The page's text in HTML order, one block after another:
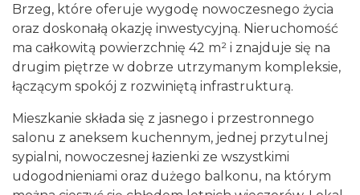
Brzeg, które oferuje wygodę nowoczesnego życia
oraz doskonałą okazję inwestycyjną. Nieruchomość
ma całkowitą powierzchnię 42 m² i znajduje się na
drugim piętrze w dobrze utrzymanym kompleksie,
łączącym spokój z rozwiniętą infrastrukturą.
Mieszkanie składa się z jasnego i przestronnego
salonu z aneksem kuchennym, jednej przytulnej
sypialni, nowoczesnej łazienki ze wszystkimi
udogodnieniami oraz dużego balkonu, na którym